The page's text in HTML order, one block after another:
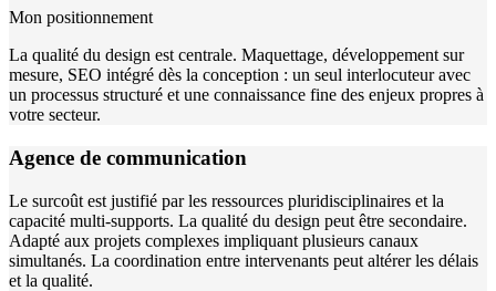
Mon positionnement
La qualité du design est centrale. Maquettage, développement sur
mesure, SEO intégré dès la conception : un seul interlocuteur avec
un processus structuré et une connaissance fine des enjeux propres à
votre secteur.
Agence de communication
Le surcoût est justifié par les ressources pluridisciplinaires et la
capacité multi-supports. La qualité du design peut être secondaire.
Adapté aux projets complexes impliquant plusieurs canaux
simultanés. La coordination entre intervenants peut altérer les délais
et la qualité.